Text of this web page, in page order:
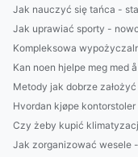
Jak nauczyć się tańca -
Jak uprawiać sporty -
Kompleksowa
Kan noen hjelpe meg med
Metody jak dobrze
Hvordan kjøpe
Czy żeby kupić
Jak zorganizować wesele